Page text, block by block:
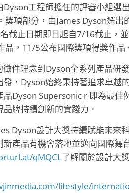
Dyson工程師擔任的評審小組選
獎項部分，由James Dyson選
截止日期即日起自7/16截止，
品，11/5公布國際獎項得獎作品
件理念到Dyson全系列產品研
，Dyson始終秉持著追求卓越
品Dyson Supersonic r 即為最
牌持續創新的實踐力。
Dyson設計大獎持續賦能未來
產品有機會落地並邁向國際舞
qMQCL了解關於設計大
lifestyle/